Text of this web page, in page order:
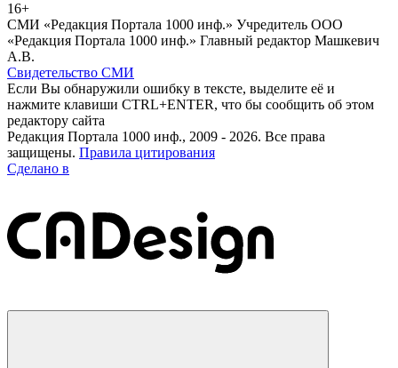
16+
СМИ «Редакция Портала 1000 инф.» Учредитель ООО
«Редакция Портала 1000 инф.» Главный редактор Машкевич
А.В.
Свидетельство СМИ
Если Вы обнаружили ошибку в тексте, выделите её и
нажмите клавиши CTRL+ENTER, что бы сообщить об этом
редактору сайта
Редакция Портала 1000 инф., 2009 - 2026. Все права
защищены. Правила цитирования
Сделано в